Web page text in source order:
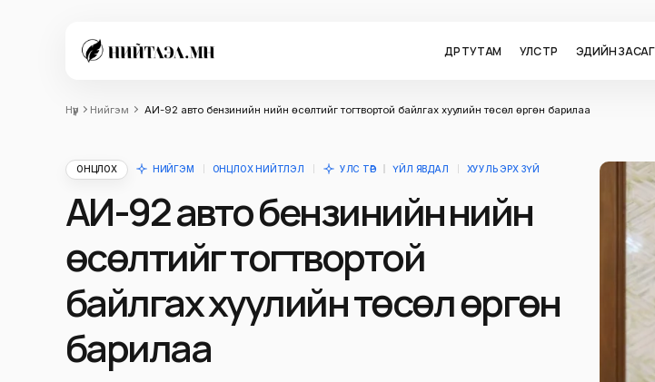
ӨДӨР ТУТАМ УЛС ТӨР ЭДИЙН ЗАСАГ
Нүүр Нийгэм АИ-92 авто бензинийн үнийн өсөлтийг тогтвортой байлгах хуулийн төсөл өргөн барилаа
ОНЦЛОХ НИЙГЭМ ОНЦЛОХ НИЙТЛЭЛ УЛС ТӨР ҮЙЛ ЯВДАЛ ХУУЛЬ ЭРХ ЗҮЙ
АИ-92 авто бензинийн үнийн
өсөлтийг тогтвортой
байлгах хуулийн төсөл өргөн
барилаа